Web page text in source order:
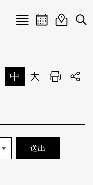
Menu
活動日曆活動地圖
展
中 大 列印